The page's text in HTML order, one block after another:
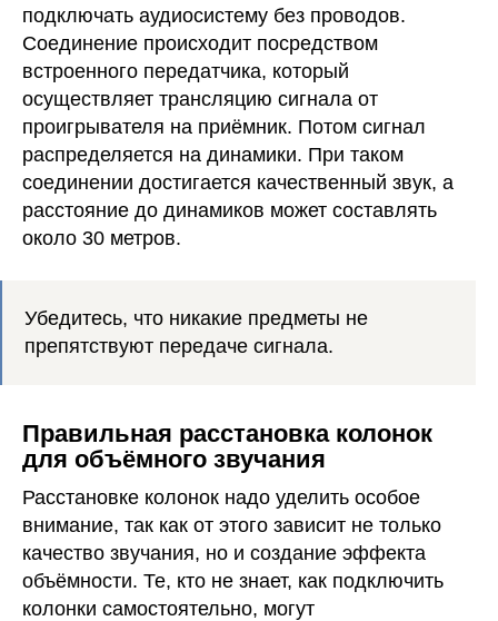
подключать аудиосистему без проводов.
Соединение происходит посредством
встроенного передатчика, который
осуществляет трансляцию сигнала от
проигрывателя на приёмник. Потом сигнал
распределяется на динамики. При таком
соединении достигается качественный звук, а
расстояние до динамиков может составлять
около 30 метров.
Убедитесь, что никакие предметы не
препятствуют передаче сигнала.
Правильная расстановка колонок
для объёмного звучания
Расстановке колонок надо уделить особое
внимание, так как от этого зависит не только
качество звучания, но и создание эффекта
объёмности. Те, кто не знает, как подключить
колонки самостоятельно, могут